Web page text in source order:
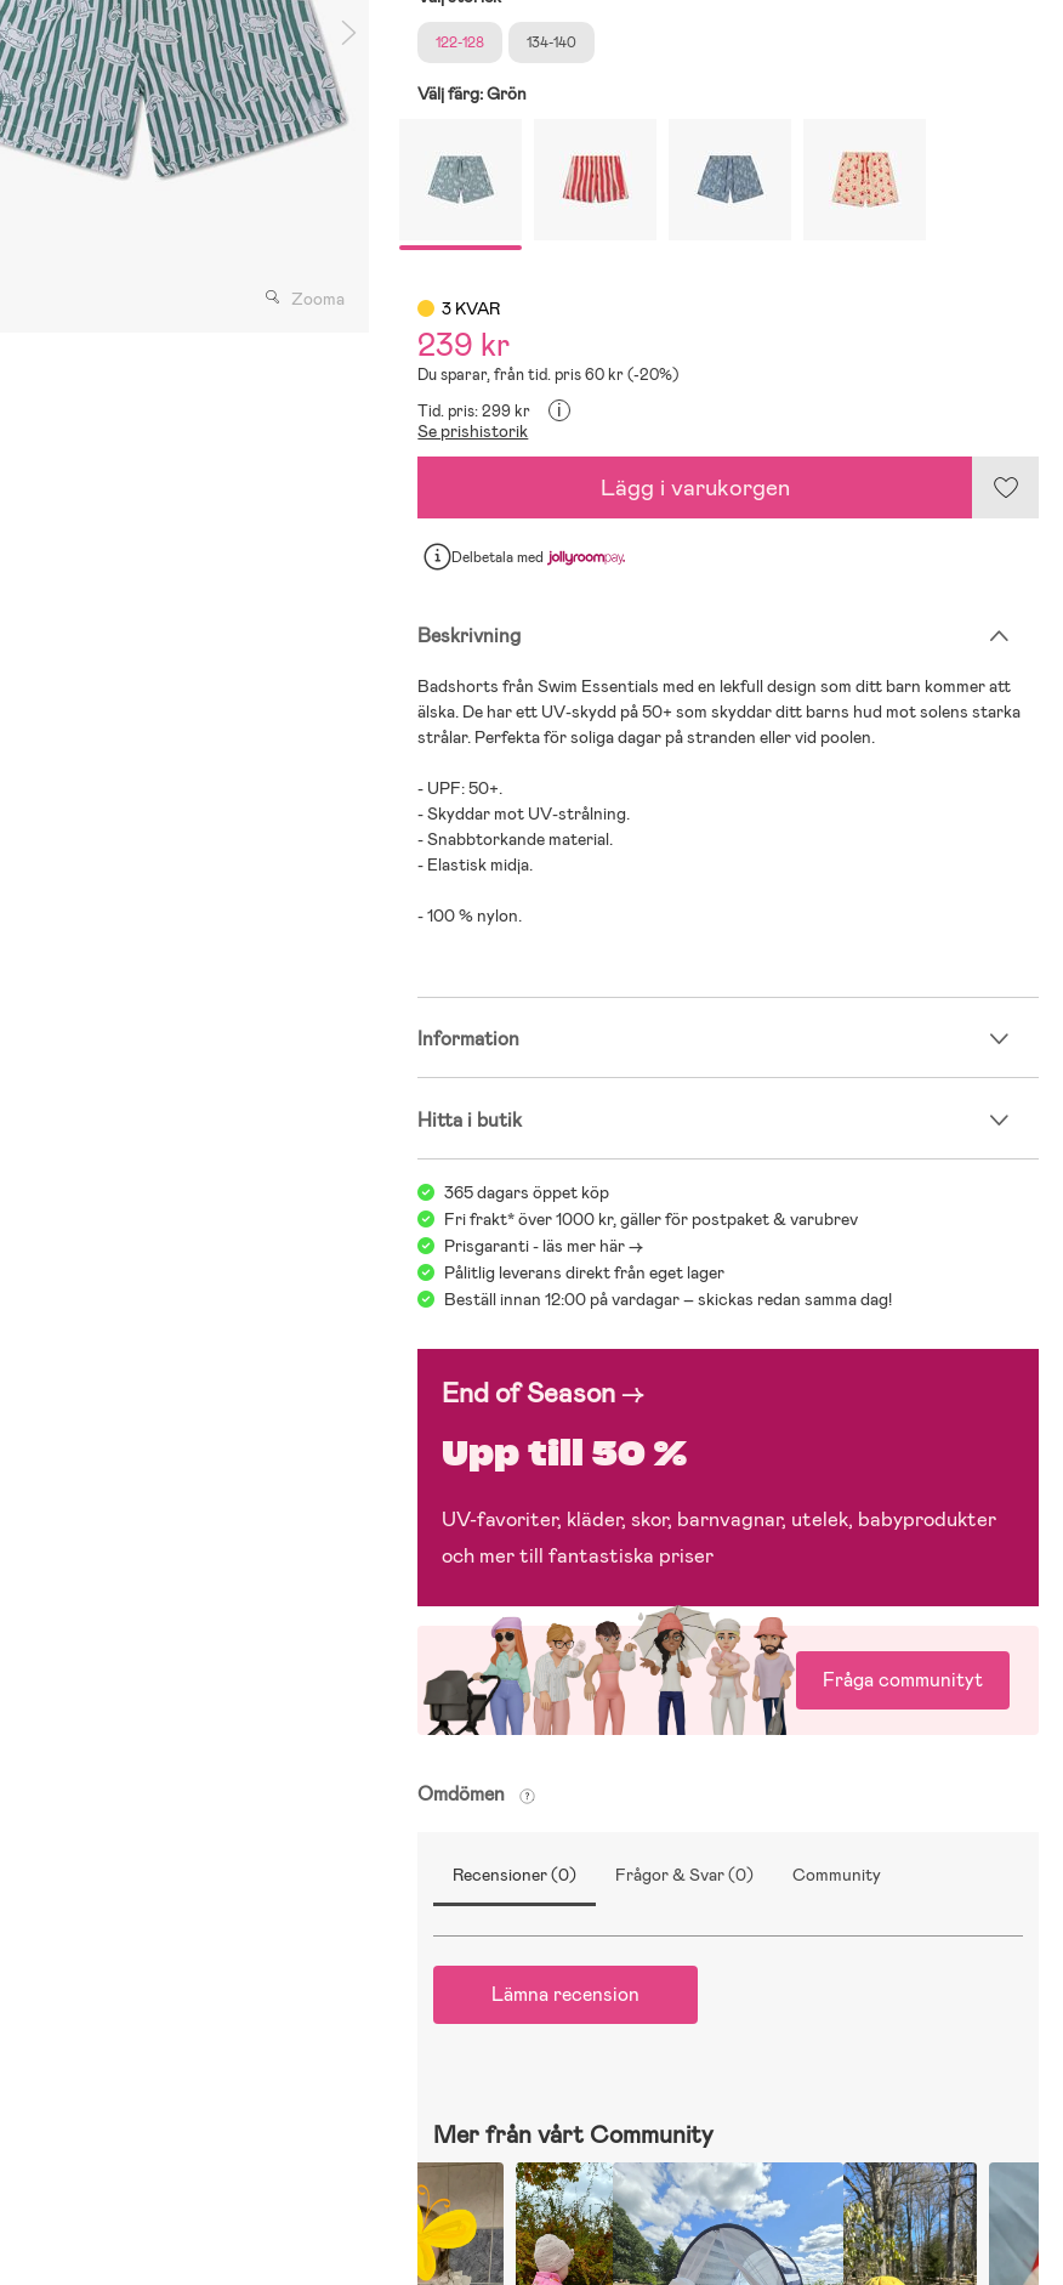
Zooma
122-128 134-140
Välj färg:Grön
3 KVAR
239 kr
Du sparar, från tid. pris 60 kr (-20%)
Tid. pris: 299 kr
i
Se prishistorik
Lägg i varukorgen
Delbetalamed
Beskrivning
Badshorts från Swim Essentials med en lekfull design som ditt barn kommer att
älska. De har ett UV-skydd på 50+ som skyddar ditt barns hud mot solens starka
strålar. Perfekta för soliga dagar på stranden eller vid poolen.
- UPF: 50+.
- Skyddar mot UV-strålning.
- Snabbtorkande material.
- Elastisk midja.
- 100 % nylon.
Information
Hitta i butik
365 dagars öppet köp
Fri frakt* över 1000 kr, gäller för postpaket & varubrev
Prisgaranti - läs mer här ->
Pålitlig leverans direkt från eget lager
Beställ innan 12:00 på vardagar – skickas redan samma dag!
End of Season →
Upp till 50 %
UV-favoriter, kläder, skor, barnvagnar, utelek, babyprodukter
och mer till fantastiska priser
Fråga communityt
Omdömen
Recensioner (0) Frågor & Svar (0) Community
Lämna recension
Mer från vårt Community